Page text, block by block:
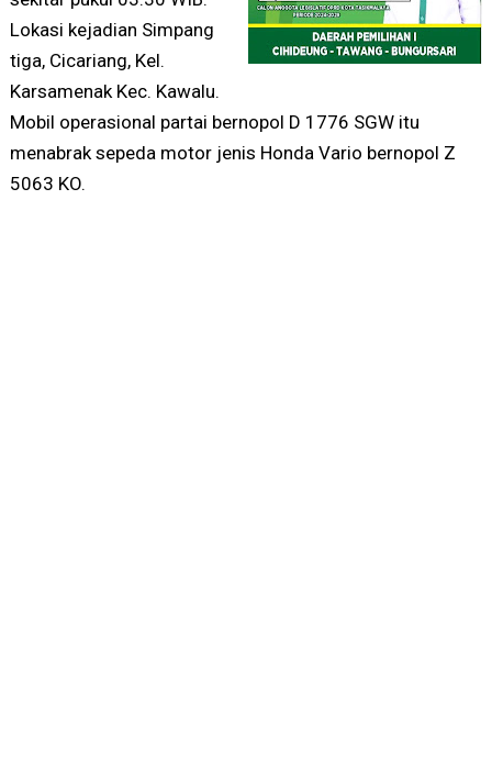
Lokasi kejadian Simpang
tiga, Cicariang, Kel.
Karsamenak Kec. Kawalu.
Mobil operasional partai bernopol D 1776 SGW itu
menabrak sepeda motor jenis Honda Vario bernopol Z
5063 KO.